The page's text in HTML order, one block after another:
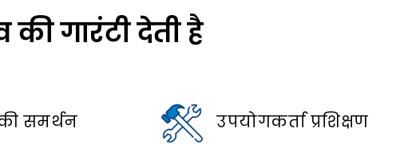
गारंटी देती है
समर्थन उपयोगकर्ता प्रशिक्षण